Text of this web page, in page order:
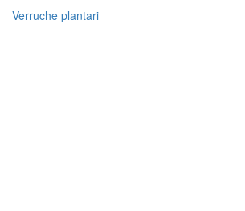
Verruche plantari